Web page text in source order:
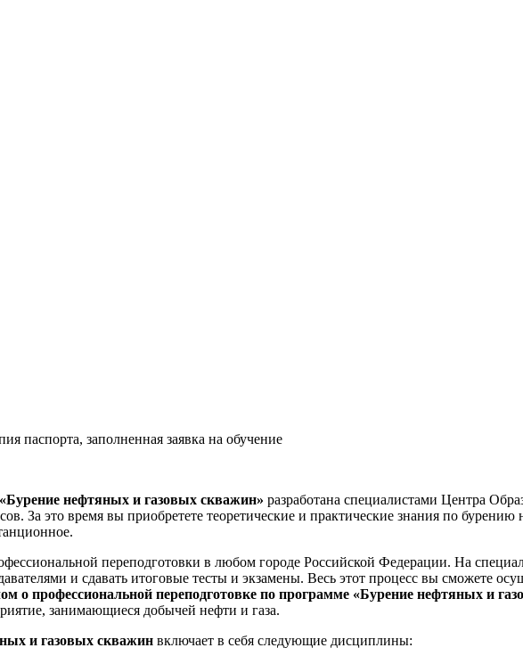
паспорта, заполненная заявка на обучение
нефтяных и газовых скважин» разработана специалистами Центра
За это время вы приобретете теоретические и практические знания по
переподготовки в любом городе Российской Федерации. На
и сдавать итоговые тесты и экзамены. Весь этот процесс вы сможете
о профессиональной переподготовке по программе «Бурение нефтяных и
занимающиеся добычей нефти и газа.
и газовых скважин включает в себя следующие дисциплины: